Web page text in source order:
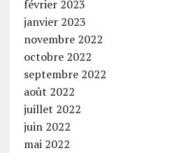
février 2023
janvier 2023
novembre 2022
octobre 2022
septembre 2022
août 2022
juillet 2022
juin 2022
mai 2022